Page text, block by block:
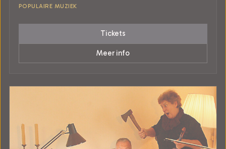
POPULAIRE MUZIEK
Tickets
Meer info